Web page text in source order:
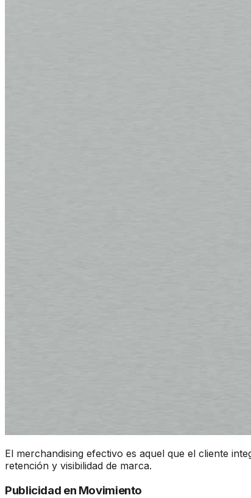
El merchandising efectivo es aquel que el cliente
retención y visibilidad de marca.
Publicidad en Movimiento